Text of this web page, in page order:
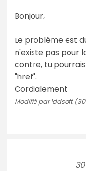
Bonjour,
Le problème est
n'existe pas pour
contre, tu
"href".
Cordialement
Modifié par lddsoft (30
30